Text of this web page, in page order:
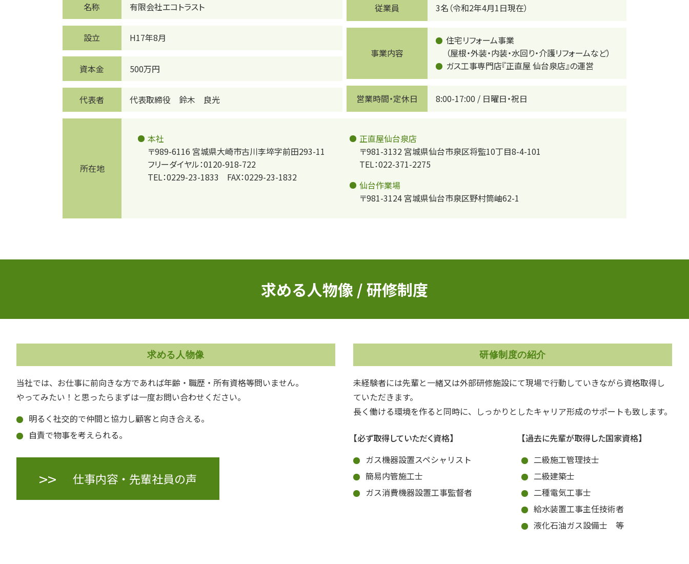
名称 有限会社エコトラスト
設立 H17年8月
資本金 500万円
代表者 代表取締役 鈴木 良光
従業員 3名（令和2年4月1日現在）
事業内容
住宅リフォーム事業
（屋根・外装・内装・水回り・介護リフォームなど）
ガス工事専門店『正直屋 仙台泉店』の運営
営業時間・定休日 8:00-17:00 / 日曜日・祝日
所在地
本社
〒989-6116 宮城県大崎市古川李埣字前田293-11
フリーダイヤル：0120-918-722
TEL：0229-23-1833
FAX：0229-23-1832
正直屋仙台泉店
〒981-3132 宮城県仙台市泉区将監10丁目8-4-101
TEL：022-371-2275
仙台作業場
〒981-3124 宮城県仙台市泉区野村筒岫62-1
求める人物像 / 研修制度
求める人物像
当社では、お仕事に前向きな方であれば年齢・職歴・所有資格等問いません。
やってみたい！と思ったらまずは一度お問い合わせください。
明るく社交的で仲間と協力し顧客と向き合える。
自責で物事を考えられる。
仕事内容・先輩社員の声
研修制度の紹介
未経験者には先輩と一緒又は外部研修施設にて現場で行動していきながら資格取得し
ていただきます。
長く働ける環境を作ると同時に、しっかりとしたキャリア形成のサポートも致します。
【必ず取得していただく資格】
ガス機器設置スペシャリスト
簡易内管施工士
ガス消費機器設置工事監督者
【過去に先輩が取得した国家資格】
二級施工管理技士
二級建築士
二種電気工事士
給水装置工事主任技術者
液化石油ガス設備士 等